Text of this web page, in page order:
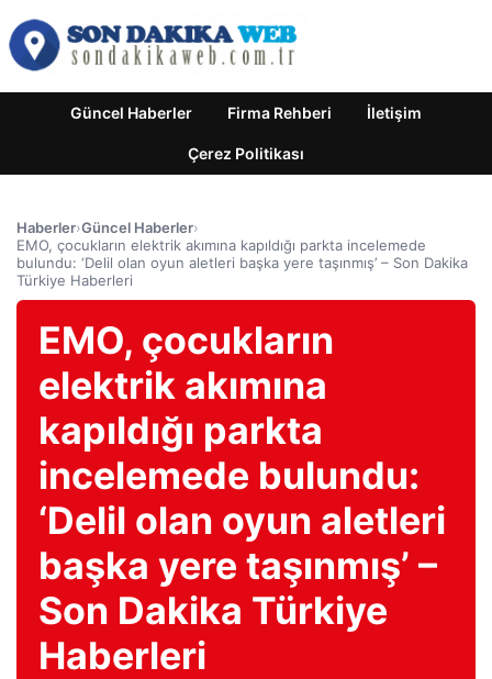
Güncel Haberler Firma Rehberi İletişim
Çerez Politikası
Haberler›Güncel Haberler›
EMO, çocukların elektrik akımına kapıldığı parkta incelemede
bulundu: ‘Delil olan oyun aletleri başka yere taşınmış’ – Son Dakika
Türkiye Haberleri
EMO, çocukların
elektrik akımına
kapıldığı parkta
incelemede bulundu:
‘Delil olan oyun aletleri
başka yere taşınmış’ –
Son Dakika Türkiye
Haberleri